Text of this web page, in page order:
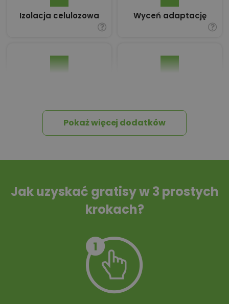
Izolacja celulozowa Wyceń adaptację
Tablica informacyjna
Przydomowa
10 projektów małej
Pokaż więcej dodatków
Jak uzyskać gratisy w 3 prostych
krokach?